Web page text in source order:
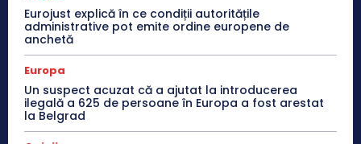
Eurojust explică în ce condiții autoritățile
administrative pot emite ordine europene de
anchetă
Europa
Un suspect acuzat că a ajutat la introducerea
ilegală a 625 de persoane în Europa a fost arestat
la Belgrad